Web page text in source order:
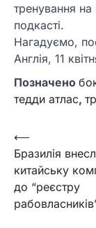
тренування на
подкасті.
Нагадуємо,
Англія, 11
Позначено
тедди атлас,
Навігація
записів
⟵
Бразилія
китайську
до “реєстру